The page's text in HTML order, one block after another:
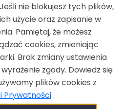
42-160 Krzepice, sala:
nie blokujesz tych plików,
użycie oraz zapisanie w
Pamiętaj, że możesz
cookies, zmieniając
Brak zmiany ustawienia
zgody. Dowiedz się
plików cookies z
Prywatności.